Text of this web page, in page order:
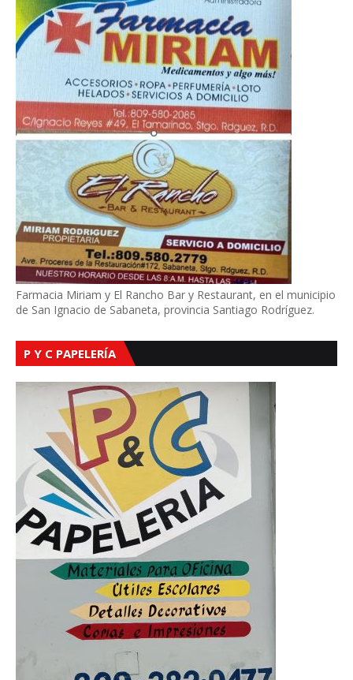
Farmacia Miriam y El Rancho Bar y Restaurant, en el municipio
de San Ignacio de Sabaneta, provincia Santiago Rodríguez.
P Y C PAPELERÍA